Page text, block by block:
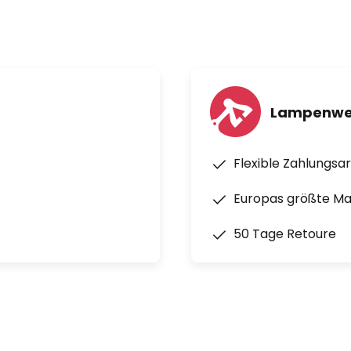
Flexible
Europas größte
50 Tage Retoure